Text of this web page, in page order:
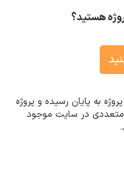
هستید؟
به پایان رسیده و پروژه
در سایت موجود